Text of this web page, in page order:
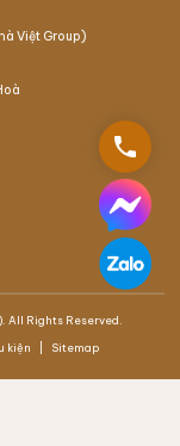
Việt Group)
All Rights Reserved.
kiện Sitemap
phone